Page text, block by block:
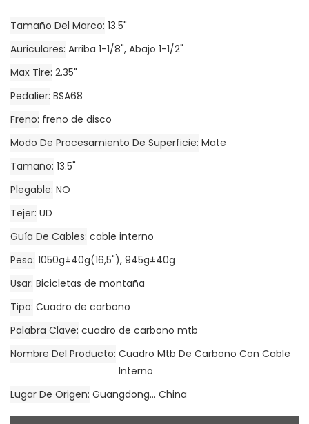
Tamaño Del Marco 13.5"
Auriculares Arriba 1-1/8", Abajo 1-1/2"
Max Tire 2.35"
Pedalier BSA68
Freno freno de disco
Modo De Procesamiento De Superficie Mate
Tamaño 13.5"
Plegable NO
Tejer UD
Guía De Cables cable interno
Peso 1050g±40g(16,5"), 945g±40g
Usar Bicicletas de montaña
Tipo Cuadro de carbono
Palabra Clave cuadro de carbono mtb
Nombre Del Producto Cuadro Mtb De Carbono Con Cable
Interno
Lugar De Origen Guangdong... China